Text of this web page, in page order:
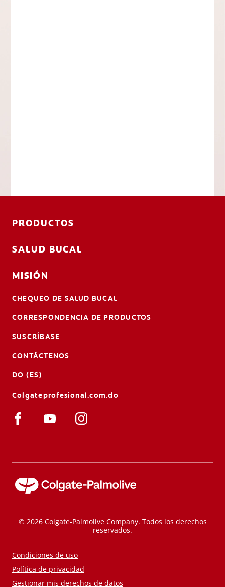
PRODUCTOS
SALUD BUCAL
MISIÓN
CHEQUEO DE SALUD BUCAL
CORRESPONDENCIA DE PRODUCTOS
SUSCRÍBASE
CONTÁCTENOS
DO (ES)
Colgateprofesional.com.do
© 2026 Colgate-Palmolive Company. Todos los derechos
reservados.
Condiciones de uso
Política de privacidad
Gestionar mis derechos de datos